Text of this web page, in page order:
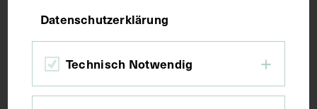
Druck
Maße
Datenschutzerklärung
Technisch Notwendig